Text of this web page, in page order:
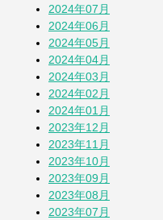
2024年07月
2024年06月
2024年05月
2024年04月
2024年03月
2024年02月
2024年01月
2023年12月
2023年11月
2023年10月
2023年09月
2023年08月
2023年07月